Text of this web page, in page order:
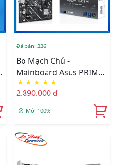
Đã bán: 226
Bo Mạch Chủ -
Mainboard Asus PRIME
B860M-K-CSM DDR5
★ ★ ★ ★ ★
2.890.000 đ
Mới 100%